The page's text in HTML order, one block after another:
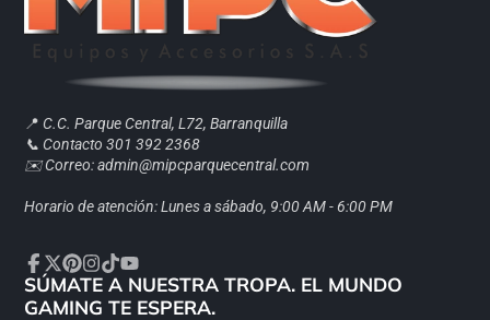
📍 C.C. Parque Central, L72, Barranquilla
📞 Contacto 301 392 2368
✉️ Correo: admin@mipcparquecentral.com
Horario de atención: Lunes a sábado, 9:00 AM - 6:00 PM
Facebook
Twitter
Pinterest
Instagram
TikTok
YouTube
SÚMATE A NUESTRA TROPA. EL MUNDO
GAMING TE ESPERA.